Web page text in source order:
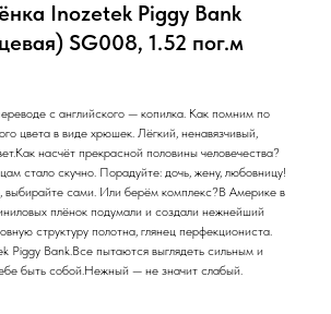
Inozetek Piggy Bank
SG008, 1.52 пог.м
с английского — копилка. Как помним по
цвета в виде хрюшек. Лёгкий, ненавязчивый,
насчёт прекрасной половины человечества?
стало скучно. Порадуйте: дочь, жену, любовницу!
выбирайте сами. Или берём комплекс?В Америке в
плёнок подумали и создали нежнейший
структуру полотна, глянец перфекциониста.
Piggy Bank.Все пытаются выглядеть сильным и
быть собой.Нежный — не значит слабый.